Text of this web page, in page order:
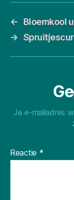
←
Bloemkool
→
Je e-mailadres
Reactie *